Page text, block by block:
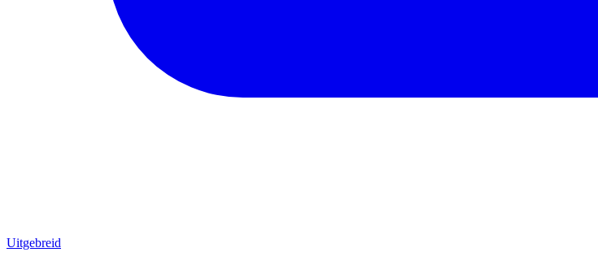
Uitgebreid